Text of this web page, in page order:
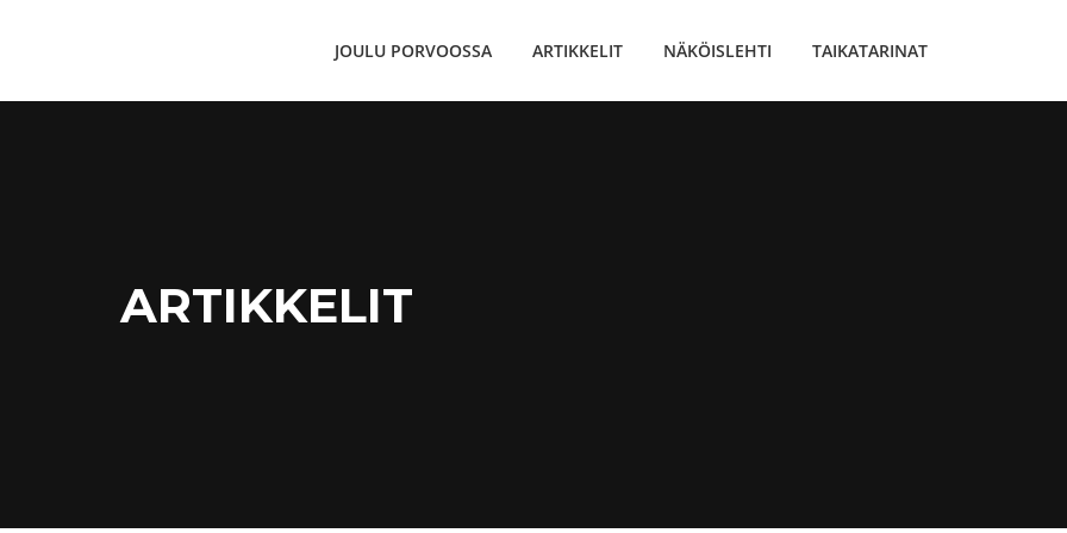
JOULU PORVOOSSA ARTIKKELIT NÄKÖISLEHTI TAIKATARINAT
ARTIKKELIT